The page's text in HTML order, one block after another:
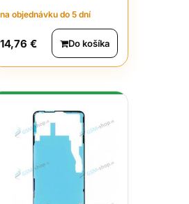
na objednávku do 5 dní
14,76 € Do košíka